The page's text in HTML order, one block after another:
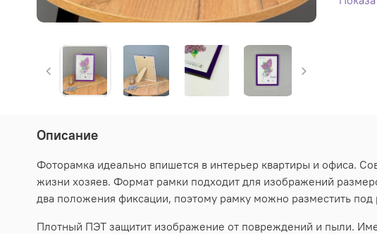
Описание
Фоторамка идеально впишется в интерьер квартиры и офиса.
жизни хозяев. Формат рамки подходит для изображений
два положения фиксации, поэтому рамку можно разместить под
Плотный ПЭТ защитит изображение от повреждений и пыли.